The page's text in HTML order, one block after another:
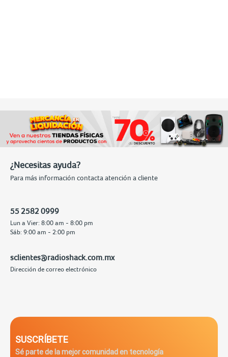
¿Necesitas ayuda?
Para más información contacta atención a cliente
55 2582 0999
Lun a Vier: 8:00 am - 8:00 pm
Sáb: 9:00 am - 2:00 pm
sclientes@radioshack.com.mx
Dirección de correo electrónico
SUSCRÍBETE
Sé parte de la mejor comunidad en tecnología